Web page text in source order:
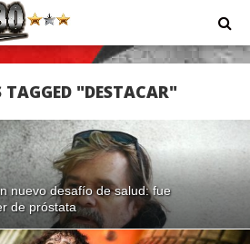
TAGGED "DESTACAR"
nuevo desafío de salud: fue
de próstata